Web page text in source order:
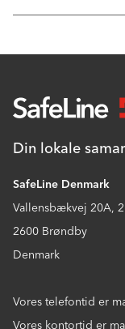
Din lokale
SafeLine Denmark
Vallensbækvej 20A,
2600 Brøndby
Denmark
Vores telefontid er
Vores kontortid er